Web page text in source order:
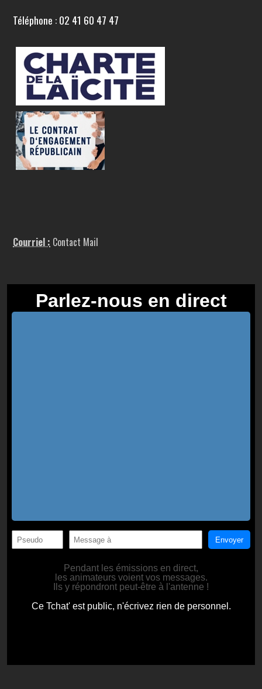
Téléphone : 02 41 60 47 47
Courriel : Contact Mail